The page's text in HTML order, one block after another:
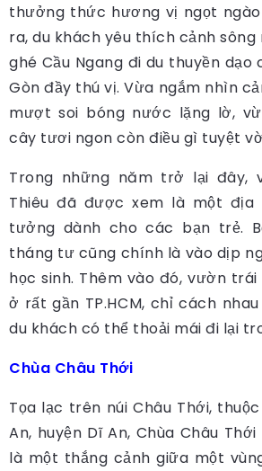
thưởng thức hương vị ngọt
ra, du khách yêu thích cảnh
ghé Cầu Ngang đi du thuyền dạo
Gòn đầy thú vị. Vừa ngắm nhìn
mượt soi bóng nước lặng lờ,
cây tươi ngon còn điều gì tuyệt
Trong những năm trở lại đây,
Thiêu đã được xem là một địa
tưởng dành cho các bạn trẻ.
tháng tư cũng chính là vào dịp
học sinh. Thêm vào đó, vườn
ở rất gần TP.HCM, chỉ cách
du khách có thể thoải mái đi lại
Chùa Châu Thới
Tọa lạc trên núi Châu Thới,
An, huyện Dĩ An, Chùa Châu
là một thắng cảnh giữa một